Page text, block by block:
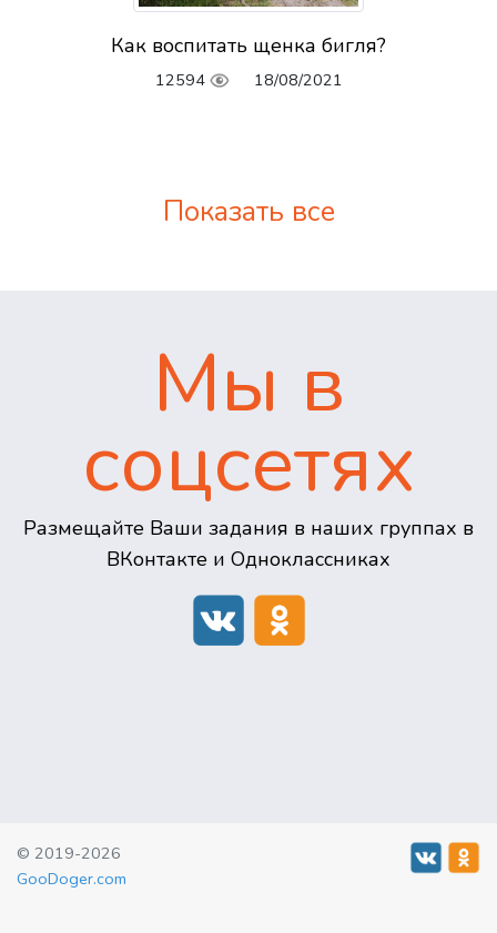
Как воспитать щенка бигля?
12594 18/08/2021
Показать все
Мы в
соцсетях
Размещайте Ваши задания в наших группах в
ВКонтакте и Одноклассниках
© 2019-2026
GooDoger.com